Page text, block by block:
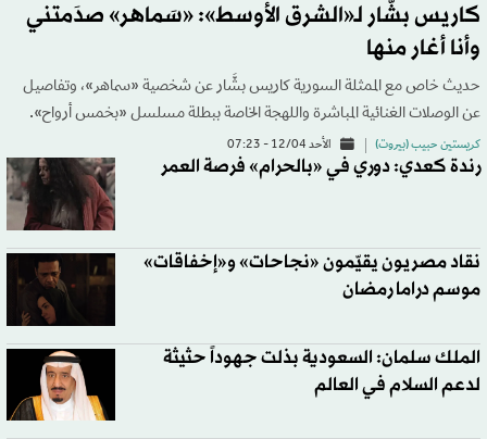
كاريس بشَّار لـ«الشرق الأوسط»: «سَماهر» صدَمتني
وأنا أغار منها
حديث خاص مع الممثلة السورية كاريس بشَّار عن شخصية «سماهر»، وتفاصيل
عن الوصلات الغنائية المباشرة واللهجة الخاصة ببطلة مسلسل «بخمس أرواح».
كريستين حبيب (بيروت) الأحد 12/04 - 07:23
رندة كعدي: دوري في «بالحرام» فرصة العمر
نقاد مصريون يقيّمون «نجاحات» و«إخفاقات»
موسم دراما رمضان
الملك سلمان: السعودية بذلت جهوداً حثيثة
لدعم السلام في العالم